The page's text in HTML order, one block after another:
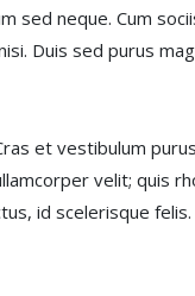
sed neque. Cum
Duis sed purus
et vestibulum
velit; quis
id scelerisque